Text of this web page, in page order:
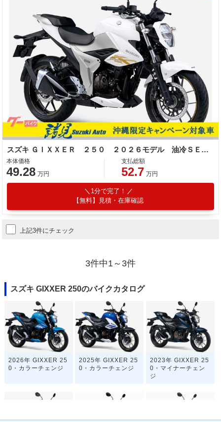
スズキ ＧＩＸＸＥＲ ２５０ ２０２６モデル 油冷ＳＥＰエンジン
本体価格
49.28 万円
支払総額
52.7 万円
1分で完了！
【無料】見積・在庫確認
上記3件にチェック
3件中1～3件
スズキ GIXXER 250のバイクカタログ
2026年 GIXXER 25
0・カラーチェンジ
2025年 GIXXER 25
0・カラーチェンジ
2023年 GIXXER 25
0・マイナーチェン
ジ